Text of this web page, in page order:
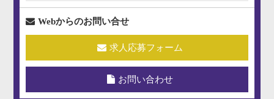
Webからのお問い合せ
求人応募フォーム
お問い合わせ